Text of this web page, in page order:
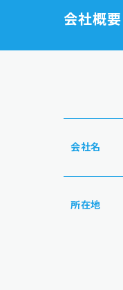
会社概要
会社名
所在地